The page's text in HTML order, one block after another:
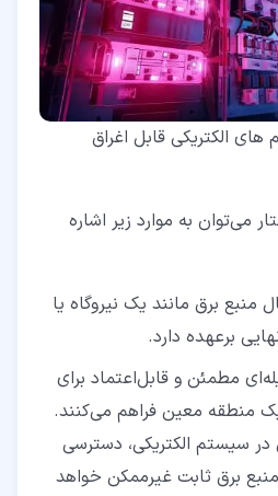
الکتریکی قابل اغراق
می‌توان به موارد زیر اشاره
منبع برق مانند یک نیروگاه یا
برعهده دارد.
مطمئن و قابل‌اعتماد برای
منطقه معین فراهم می‌کنند.
سیستم الکتریکی، دسترسی
برق ثابت غیرممکن خواهد